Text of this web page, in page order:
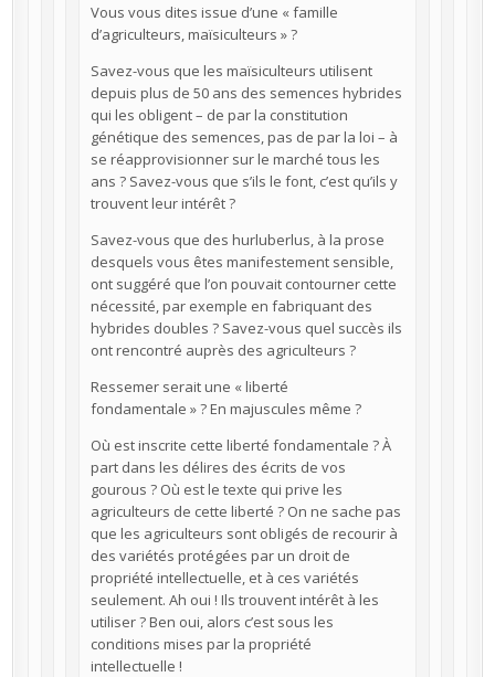
Vous vous dites issue d’une « famille
d’agriculteurs, maïsiculteurs » ?
Savez-vous que les maïsiculteurs utilisent
depuis plus de 50 ans des semences hybrides
qui les obligent – de par la constitution
génétique des semences, pas de par la loi – à
se réapprovisionner sur le marché tous les
ans ? Savez-vous que s’ils le font, c’est qu’ils y
trouvent leur intérêt ?
Savez-vous que des hurluberlus, à la prose
desquels vous êtes manifestement sensible,
ont suggéré que l’on pouvait contourner cette
nécessité, par exemple en fabriquant des
hybrides doubles ? Savez-vous quel succès ils
ont rencontré auprès des agriculteurs ?
Ressemer serait une « liberté
fondamentale » ? En majuscules même ?
Où est inscrite cette liberté fondamentale ? À
part dans les délires des écrits de vos
gourous ? Où est le texte qui prive les
agriculteurs de cette liberté ? On ne sache pas
que les agriculteurs sont obligés de recourir à
des variétés protégées par un droit de
propriété intellectuelle, et à ces variétés
seulement. Ah oui ! Ils trouvent intérêt à les
utiliser ? Ben oui, alors c’est sous les
conditions mises par la propriété
intellectuelle !